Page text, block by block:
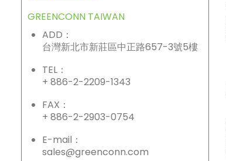
GREENCONN TAIWAN
ADD：
台灣新北市新莊區中正路657-3號5樓
TEL：
+ 886-2-2209-1343
FAX：
+ 886-2-2903-0754
E-mail：
sales@greenconn.com